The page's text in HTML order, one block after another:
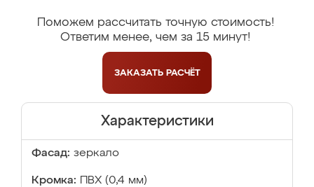
Поможем рассчитать точную стоимость!
Ответим менее, чем за 15 минут!
ЗАКАЗАТЬ РАСЧЁТ
Характеристики
Фасад: зеркало
Кромка: ПВХ (0,4 мм)